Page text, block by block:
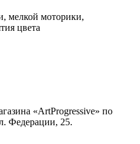
мелкой моторики,
цвета
«ArtProgressive» по
Федерации, 25.